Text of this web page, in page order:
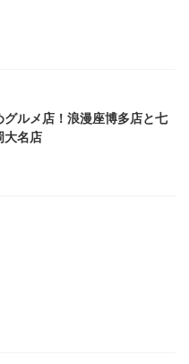
ルメ店！浪漫座博多店と七
大名店